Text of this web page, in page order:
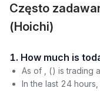
Często
(Hoichi)
1. How
As of , () is trading
In the last 24